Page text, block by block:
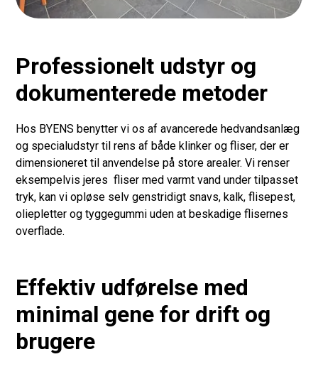
Professionelt udstyr og
dokumenterede metoder
Hos BYENS benytter vi os af avancerede hedvandsanlæg
og specialudstyr til rens af både klinker og fliser, der er
dimensioneret til anvendelse på store arealer. Vi renser
eksempelvis jeres fliser med varmt vand under tilpasset
tryk, kan vi opløse selv genstridigt snavs, kalk, flisepest,
oliepletter og tyggegummi uden at beskadige flisernes
overflade.
Effektiv udførelse med
minimal gene for drift og
brugere